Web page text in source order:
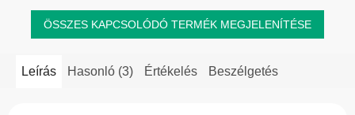
ÖSSZES KAPCSOLÓDÓ TERMÉK MEGJELENÍTÉSE
Leírás Hasonló (3) Értékelés Beszélgetés